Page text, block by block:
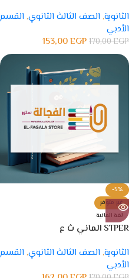
الثانوية, الصف الثالث الثانوي, القسم
الأدبي
170,00EGP
153,00EGP
-5%
غير متوفر
لغة المانية
STPER الماني ث ع
الثانوية, الصف الثالث الثانوي, القسم
الأدبي